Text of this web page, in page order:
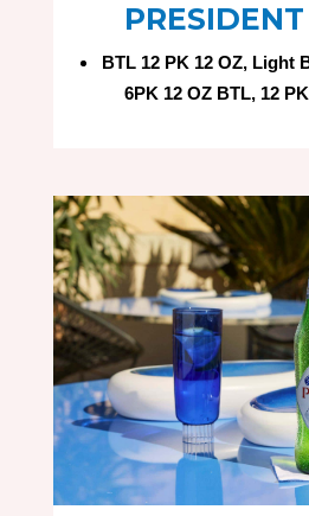
BTL 12 PK 12 OZ, Light
6PK 12 OZ BTL, 12